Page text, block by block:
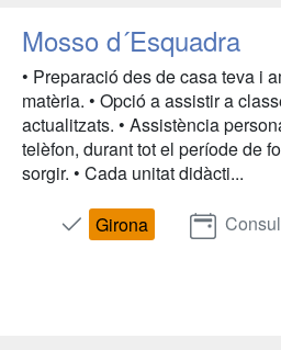
Mosso d´Esquadra
• Preparació des de casa teva i
matèria. • Opció a assistir a
actualitzats. • Assistència
telèfon, durant tot el període de
sorgir. • Cada unitat didàcti...
Girona